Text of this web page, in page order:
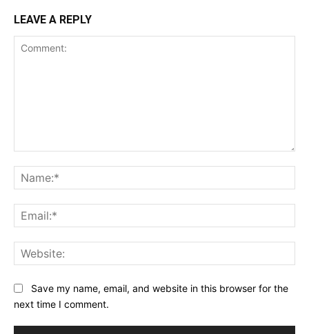
LEAVE A REPLY
Save my name, email, and website in this browser for the
next time I comment.